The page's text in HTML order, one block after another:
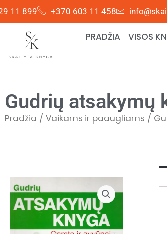
Pereiti
prie
11 899 +370 603 11 458
PRADŽIA VISOS
Gudrių atsakymų
Pradžia / Vaikams ir paaugliams /